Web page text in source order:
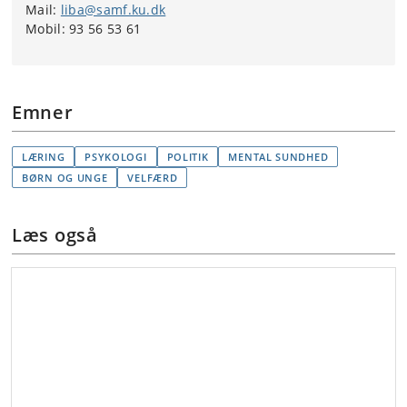
Mail: liba@samf.ku.dk
Mobil: 93 56 53 61
Emner
LÆRING PSYKOLOGI POLITIK
MENTAL SUNDHED
BØRN OG UNGE
VELFÆRD
Læs også